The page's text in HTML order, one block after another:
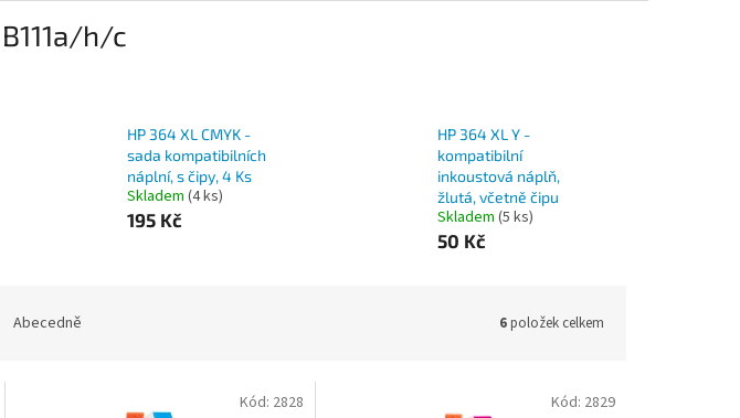
h/c
HP 364 XL CMYK -
sada kompatibilních
náplní, s čipy, 4 Ks
Skladem (4 ks)
195 Kč
HP 364 XL Y -
kompatibilní
inkoustová náplň,
žlutá, včetně čipu
Skladem (5 ks)
50 Kč
Abecedně 6položek celkem
Kód: 2828 Kód: 2829